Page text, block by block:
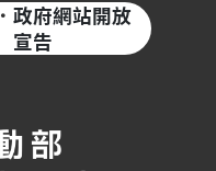
·政府網站開放
宣告